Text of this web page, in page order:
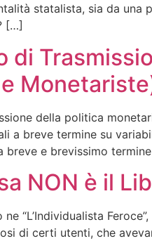
statalista, sia da una
[…]
di
della politica
a breve termine su
breve e brevissimo
NON è il
“L’Individualista
di certi utenti, che